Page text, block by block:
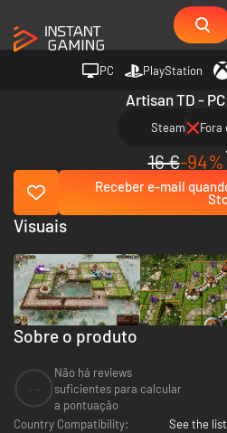
PC PlayStation
Artisan TD -
Steam Fora
16 €-94%
Receber e-mail
Sobre o produto
Não há reviews
suficientes para calcular
a pontuação
Country Compatibility:
See the list
Visuais